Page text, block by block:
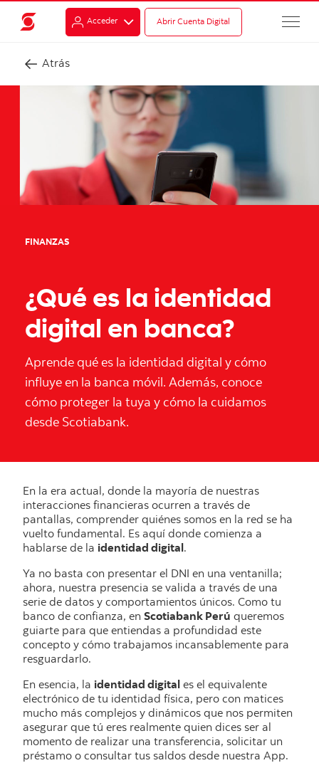
Acceder Abrir Cuenta Digital
Atrás
FINANZAS
¿Qué es la identidad
digital en banca?
Aprende qué es la identidad digital y cómo
influye en la banca móvil. Además, conoce
cómo proteger la tuya y cómo la cuidamos
desde Scotiabank.
En la era actual, donde la mayoría de nuestras
interacciones financieras ocurren a través de
pantallas, comprender quiénes somos en la red se ha
vuelto fundamental. Es aquí donde comienza a
hablarse de la identidad digital .
Ya no basta con presentar el DNI en una ventanilla;
ahora, nuestra presencia se valida a través de una
serie de datos y comportamientos únicos. Como tu
banco de confianza, en Scotiabank Perú queremos
guiarte para que entiendas a profundidad este
concepto y cómo trabajamos incansablemente para
resguardarlo.
En esencia, la identidad digital es el equivalente
electrónico de tu identidad física, pero con matices
mucho más complejos y dinámicos que nos permiten
asegurar que tú eres realmente quien dices ser al
momento de realizar una transferencia, solicitar un
préstamo o consultar tus saldos desde nuestra App.